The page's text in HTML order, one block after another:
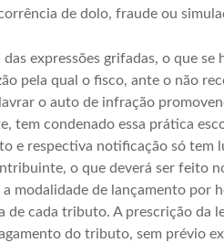
de dolo, fraude ou
expressões grifadas, o que
pela qual o fisco, ante o não
o auto de infração
tem condenado essa prática
e respectiva notificação só tem
o que deverá ser feito
modalidade de lançamento por
de cada tributo. A prescrição da
do tributo, sem prévio